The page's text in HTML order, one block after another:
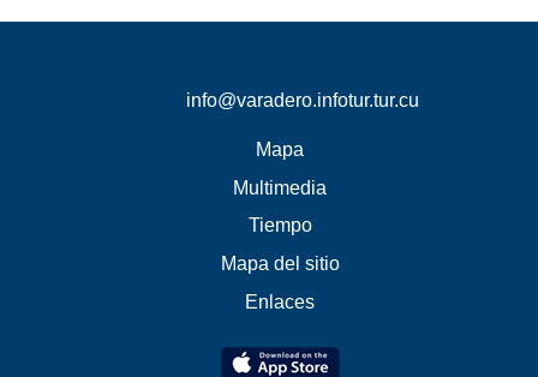
info@varadero.infotur.tur.cu
Mapa
Multimedia
Tiempo
Mapa del sitio
Enlaces